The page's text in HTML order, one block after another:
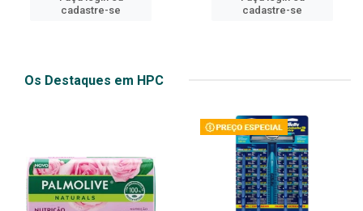
cadastre-se
cadastre-se
Os Destaques em HPC